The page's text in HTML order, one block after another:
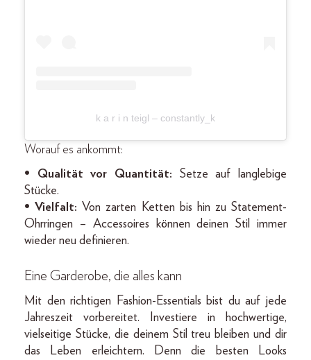
k a r i n teigl – constantly_k
Worauf es ankommt:
• Qualität vor Quantität: Setze auf langlebige
Stücke.
• Vielfalt: Von zarten Ketten bis hin zu Statement-
Ohrringen – Accessoires können deinen Stil immer
wieder neu definieren.
Eine Garderobe, die alles kann
Mit den richtigen Fashion-Essentials bist du auf jede
Jahreszeit vorbereitet. Investiere in hochwertige,
vielseitige Stücke, die deinem Stil treu bleiben und dir
das Leben erleichtern. Denn die besten Looks